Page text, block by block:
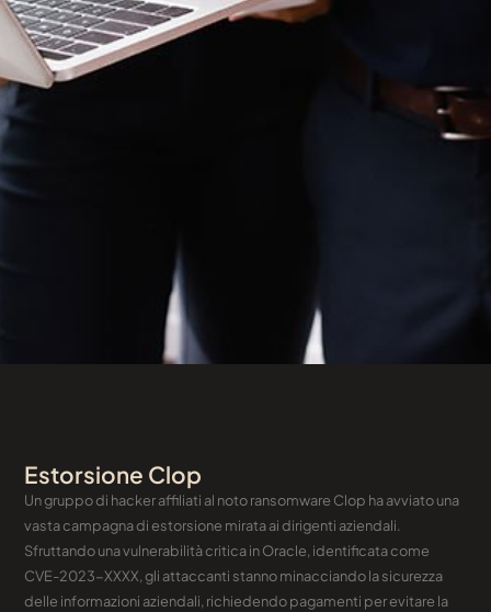
Estorsione Clop
Un gruppo di hacker affiliati al noto ransomware Clop ha avviato una
vasta campagna di estorsione mirata ai dirigenti aziendali.
Sfruttando una vulnerabilità critica in Oracle, identificata come
CVE-2023-XXXX, gli attaccanti stanno minacciando la sicurezza
delle informazioni aziendali, richiedendo pagamenti per evitare la